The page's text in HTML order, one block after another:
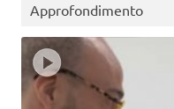
Approfondimento